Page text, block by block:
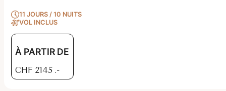
11 JOURS / 10 NUITS
VOL INCLUS
À PARTIR DE
CHF 2145 .-